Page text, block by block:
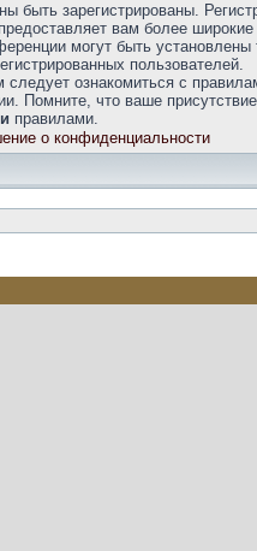
зарегистрированы.
вам более широкие
могут быть установлены
пользователей.
следует ознакомиться с
Помните, что ваше
правилами.
о конфиденциальности